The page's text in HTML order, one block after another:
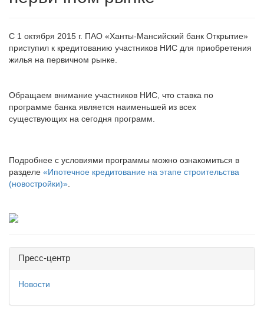
С 1 октября 2015 г. ПАО «Ханты-Мансийский банк Открытие»
приступил к кредитованию участников НИС для приобретения
жилья на первичном рынке.
Обращаем внимание участников НИС, что ставка по
программе банка является наименьшей из всех
существующих на сегодня программ.
Подробнее с условиями программы можно ознакомиться в
разделе «Ипотечное кредитование на этапе строительства
(новостройки)»
Пресс-центр
Новости